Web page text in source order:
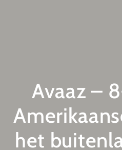
Avaaz –
het